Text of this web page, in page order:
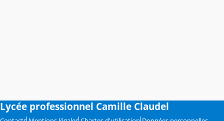
Lycée professionnel Camille Claudel